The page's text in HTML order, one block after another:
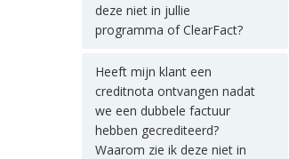
deze niet in jullie
programma of ClearFact?
Heeft mijn klant een
creditnota ontvangen nadat
we een dubbele factuur
hebben gecrediteerd?
Waarom zie ik deze niet in